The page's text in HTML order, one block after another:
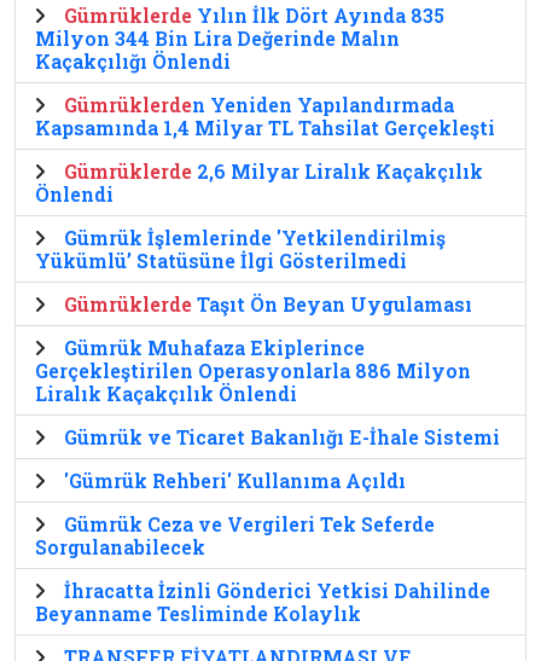
Gümrüklerde Yılın İlk Dört Ayında 835
Milyon 344 Bin Lira Değerinde Malın
Kaçakçılığı Önlendi
Gümrüklerden Yeniden Yapılandırmada
Kapsamında 1,4 Milyar TL Tahsilat Gerçekleşti
Gümrüklerde 2,6 Milyar Liralık Kaçakçılık
Önlendi
Gümrük İşlemlerinde 'Yetkilendirilmiş
Yükümlü’ Statüsüne İlgi Gösterilmedi
GümrüklerdeTaşıt Ön Beyan Uygulaması
Gümrük Muhafaza Ekiplerince
Gerçekleştirilen Operasyonlarla 886 Milyon
Liralık Kaçakçılık Önlendi
Gümrük ve Ticaret Bakanlığı E-İhale Sistemi
'Gümrük Rehberi' Kullanıma Açıldı
Gümrük Ceza ve Vergileri Tek Seferde
Sorgulanabilecek
İhracatta İzinli Gönderici Yetkisi Dahilinde
Beyanname Tesliminde Kolaylık